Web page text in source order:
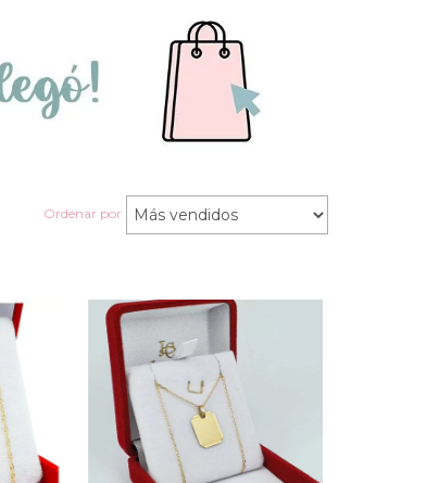
Ordenar por